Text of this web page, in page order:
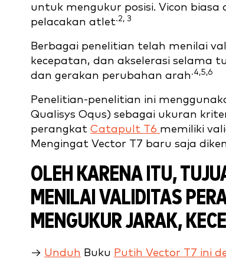
untuk mengukur posisi. Vicon
pelacakan atlet.2, 3
Berbagai penelitian telah menilai
kecepatan, dan akselerasi selama
dan gerakan perubahan arah.4,5,6
Penelitian-penelitian ini
Qualisys Oqus) sebagai ukuran
perangkat Catapult T6 memiliki
Mengingat Vector T7 baru saja
OLEH KARENA ITU,
MENILAI VALIDITAS
MENGUKUR JARAK,
→ Unduh Buku Putih Vector T7 ini